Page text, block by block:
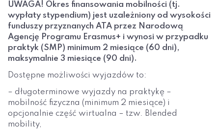
UWAGA! Okres finansowania mobilności (tj.
wypłaty stypendium) jest uzależniony od wysokości
funduszy przyznanych ATA przez Narodową
Agencję Programu Erasmus+ i wynosi w przypadku
praktyk (SMP) minimum 2 miesiące (60 dni),
maksymalnie 3 miesiące (90 dni).
Dostępne możliwości wyjazdów to:
– długoterminowe wyjazdy na praktykę –
mobilność fizyczna (minimum 2 miesiące) i
opcjonalnie część wirtualna – tzw. Blended
mobility,